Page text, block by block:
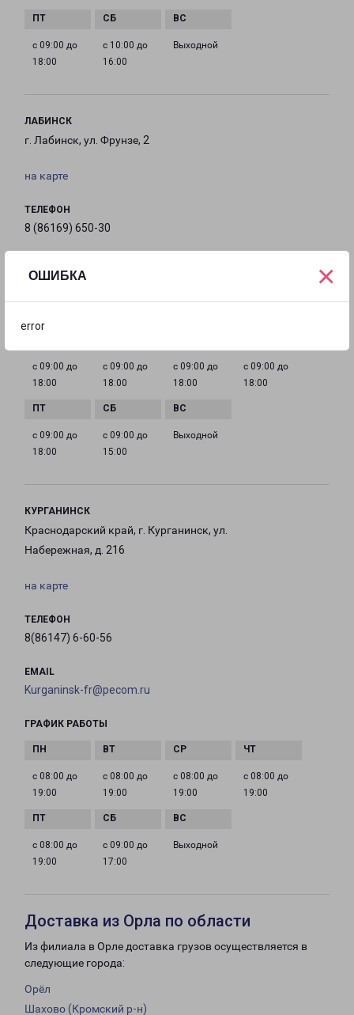
ОШИБКА
error
×
с 09:00 до
18:00
с 10:00 до
16:00
Выходной
ЛАБИНСК
г. Лабинск, ул. Фрунзе, 2
на карте
ТЕЛЕФОН
8 (86169) 650-30
labinsk-fr@pecom.ru
с 09:00 до
18:00
с 09:00 до
18:00
с 09:00 до
18:00
с 09:00 до
18:00
с 09:00 до
18:00
с 09:00 до
15:00
Выходной
КУРГАНИНСК
Краснодарский край, г. Курганинск, ул.
Набережная, д. 216
на карте
ТЕЛЕФОН
8(86147) 6-60-56
EMAIL
Kurganinsk-fr@pecom.ru
ГРАФИК РАБОТЫ
с 08:00 до
19:00
с 08:00 до
19:00
с 08:00 до
19:00
с 08:00 до
19:00
с 08:00 до
19:00
с 09:00 до
17:00
Выходной
Доставка из Орла по области
Из филиала в Орле доставка грузов осуществляется в
следующие города:
Орёл
Шахово (Кромский р-н)